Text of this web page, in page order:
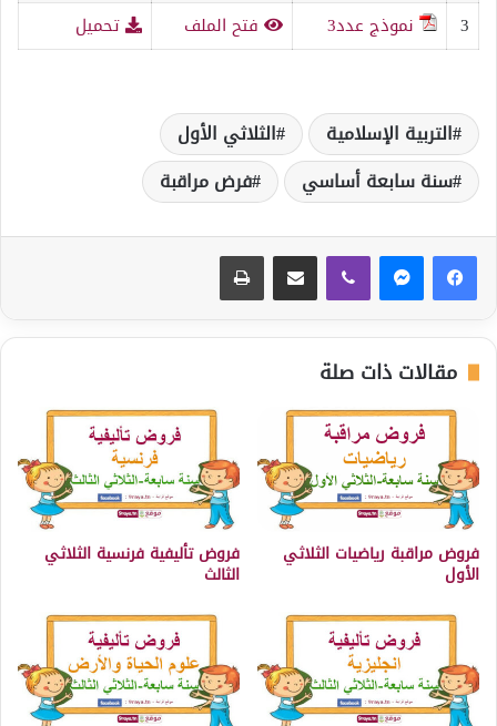
3
نموذج عدد3 فتح الملف تحميل
التربية الإسلامية
الثلاثي الأول
سنة سابعة أساسي
فرض مراقبة
مقالات ذات صلة
فروض مراقبة رياضيات الثلاثي
الأول
فروض تأليفية فرنسية الثلاثي
الثالث